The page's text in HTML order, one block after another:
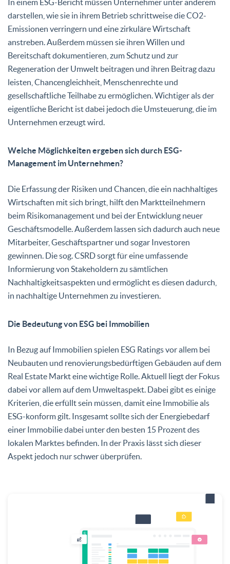
In einem ESG-Bericht müssen Unternehmer unter anderem
darstellen, wie sie in ihrem Betrieb schrittweise die CO2-
Emissionen verringern und eine zirkuläre Wirtschaft
anstreben. Außerdem müssen sie ihren Willen und
Bereitschaft dokumentieren, zum Schutz und zur
Regeneration der Umwelt beitragen und ihren Beitrag dazu
leisten, Chancengleichheit, Menschenrechte und
gesellschaftliche Teilhabe zu ermöglichen. Wichtiger als der
eigentliche Bericht ist dabei jedoch die Umsteuerung, die im
Unternehmen erzeugt wird.
Welche Möglichkeiten ergeben sich durch ESG-
Management im Unternehmen?
Die Erfassung der Risiken und Chancen, die ein nachhaltiges
Wirtschaften mit sich bringt, hilft den Marktteilnehmern
beim Risikomanagement und bei der Entwicklung neuer
Geschäftsmodelle. Außerdem lassen sich dadurch auch neue
Mitarbeiter, Geschäftspartner und sogar Investoren
gewinnen. Die sog. CSRD sorgt für eine umfassende
Informierung von Stakeholdern zu sämtlichen
Nachhaltigkeitsaspekten und ermöglicht es diesen dadurch,
in nachhaltige Unternehmen zu investieren.
Die Bedeutung von ESG bei Immobilien
In Bezug auf Immobilien spielen ESG Ratings vor allem bei
Neubauten und renovierungsbedürftigen Gebäuden auf dem
Real Estate Markt eine wichtige Rolle. Aktuell liegt der Fokus
dabei vor allem auf dem Umweltaspekt. Dabei gibt es einige
Kriterien, die erfüllt sein müssen, damit eine Immobilie als
ESG-konform gilt. Insgesamt sollte sich der Energiebedarf
einer Immobilie dabei unter den besten 15 Prozent des
lokalen Marktes befinden. In der Praxis lässt sich dieser
Aspekt jedoch nur schwer überprüfen.